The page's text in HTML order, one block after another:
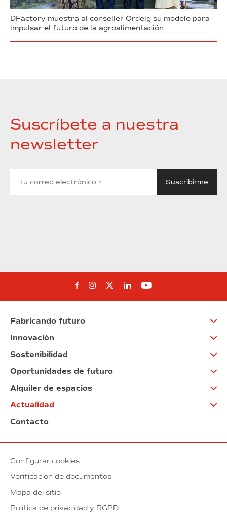
DFactory muestra al conseller Ordeig su modelo para
impulsar el futuro de la agroalimentación
Suscríbete a nuestra
newsletter
Síguenos en Facebook
Síguenos en Instagram
Síguenos en Twitter
Síguenos en Linkedin
Síguenos en
Fabricando futuro
Innovación
Sostenibilidad
Oportunidades de futuro
Alquiler de espacios
Actualidad
Contacto
Configurar cookies
Verificación de documentos
Mapa del sitio
Política de privacidad y RGPD